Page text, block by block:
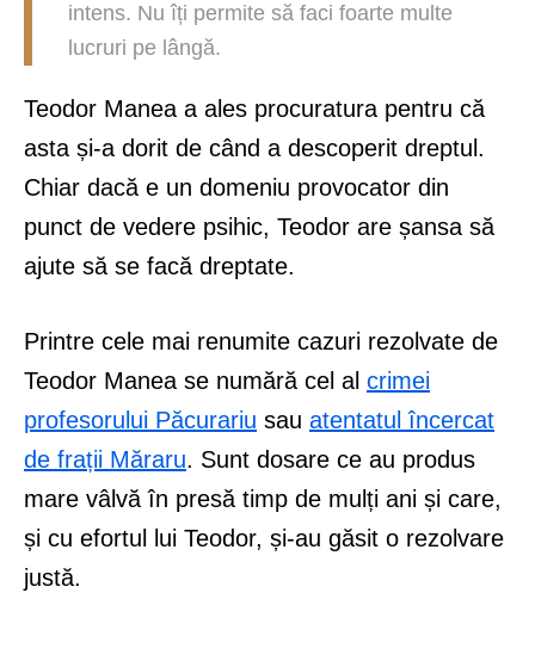
intens. Nu îți permite să faci foarte multe
lucruri pe lângă.
Teodor Manea a ales procuratura pentru că
asta și-a dorit de când a descoperit dreptul.
Chiar dacă e un domeniu provocator din
punct de vedere psihic, Teodor are șansa să
ajute să se facă dreptate.
Printre cele mai renumite cazuri rezolvate de
Teodor Manea se numără cel al crimei
profesorului Păcurariu sau atentatul încercat
de frații Măraru. Sunt dosare ce au produs
mare vâlvă în presă timp de mulți ani și care,
și cu efortul lui Teodor, și-au găsit o rezolvare
justă.